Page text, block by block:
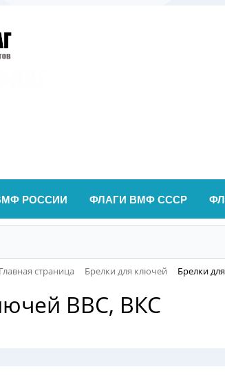
РОССИИ ФЛАГИ ВМФ СССР
страница Брелки для ключей Брелки
ВВС, ВКС